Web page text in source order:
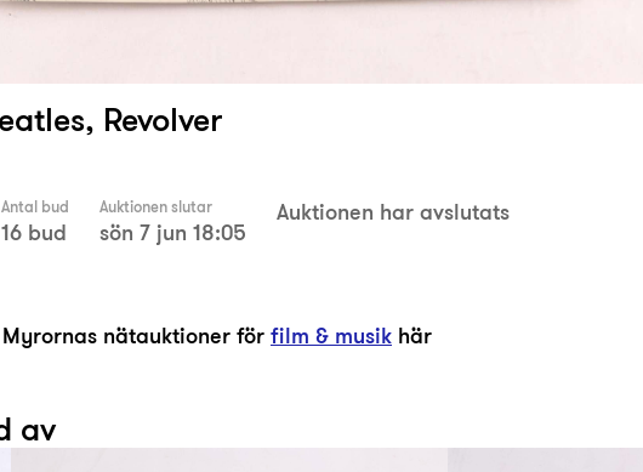
Revolver
Antal bud
16 bud
Auktionen slutar
sön 7 jun 18:05
Auktionen har avslutats
nätauktioner förfilm & musik här
av